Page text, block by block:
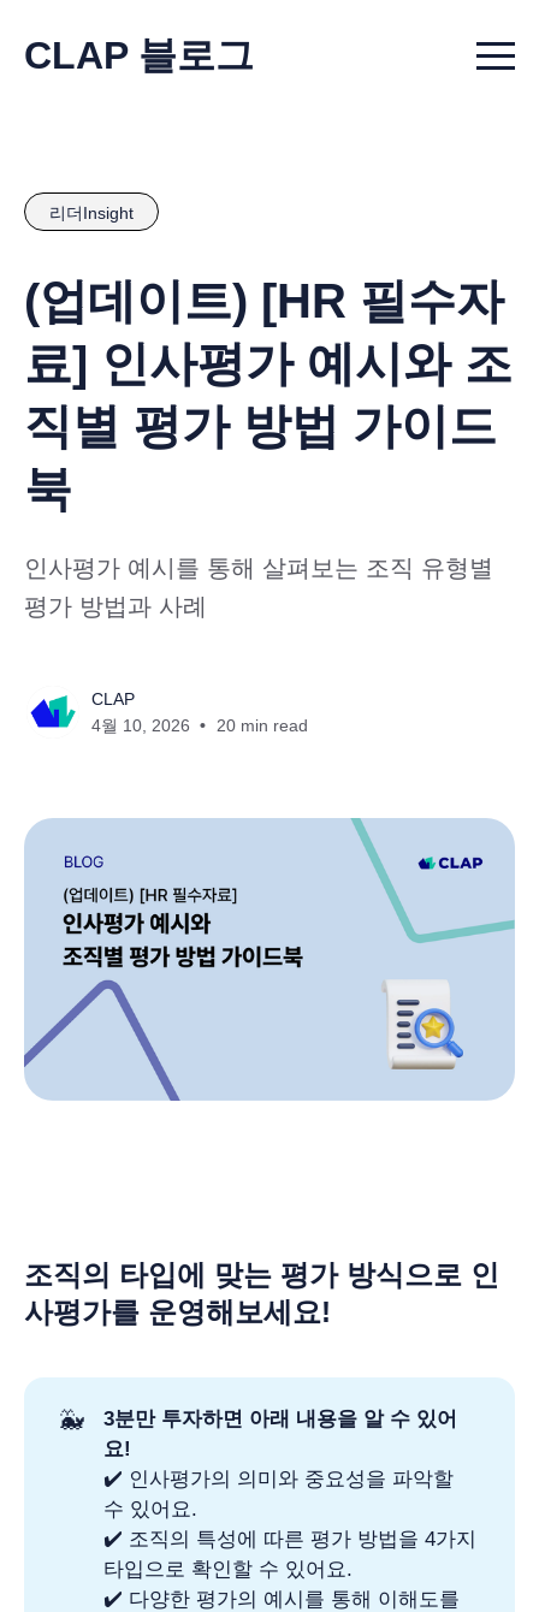
CLAP 블로그 Menu
리더Insight
(업데이트) [HR 필수자
료] 인사평가 예시와 조
직별 평가 방법 가이드
북
인사평가 예시를 통해 살펴보는 조직 유형별
평가 방법과 사례
CLAP
4월 10, 2026
20 min read
조직의 타입에 맞는 평가 방식으로 인
사평가를 운영해보세요!
🐳
3분만 투자하면 아래 내용을 알 수 있어
요!
✔️ 인사평가의 의미와 중요성을 파악할
수 있어요.
✔️ 조직의 특성에 따른 평가 방법을 4가지
타입으로 확인할 수 있어요.
✔️ 다양한 평가의 예시를 통해 이해도를